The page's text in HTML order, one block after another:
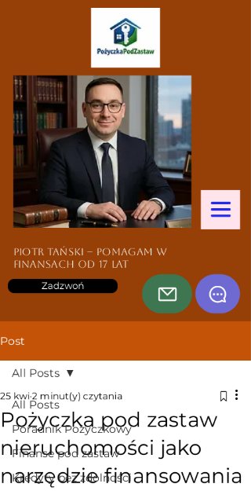
Zadzwoń
Piotr Tański – pomagam w
finansach od 17 lat
Post
All Posts
Poradnik Pożyczkowy
Finanse pod zastaw
Kredyty bez zdolności
All Posts
Pożyczka pod zastaw
nieruchomości jako
narzędzie finansowania
25 kwi 2 minut(y) czytania